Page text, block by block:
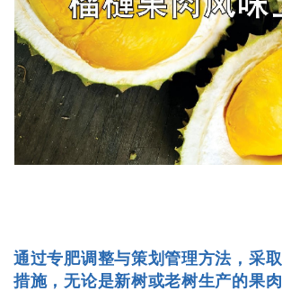
通过专肥调整与策划管理方法，采
措施，无论是新树或老树生产的果